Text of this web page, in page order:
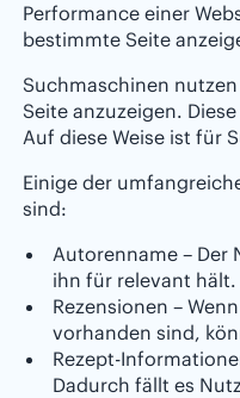
Performance einer
bestimmte Seite
Suchmaschinen
Seite anzuzeigen.
Auf diese Weise ist für
Einige der
sind:
Autorenname – Der
ihn für relevant hält.
Rezensionen –
vorhanden sind,
Rezept-
Dadurch fällt es